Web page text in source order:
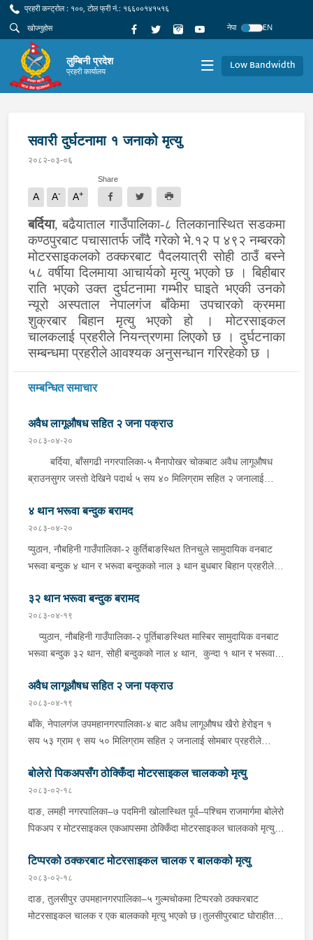
प्रहरी कन्ट्रोल : १००, टोल फ्री नं.: १६६००१४१५१६
नेपा
EN
लुम्बिनी प्रदेश
प्रहरी कार्यालय Low Bandwidth
सवारी दुर्घटनामा १ जनाको मृत्यु
२०८२-०३-०६
A A- A+
Share
बर्दिया, बढैयाताल गाउँपालिका-८ तिलकानास्थित सडकमा
कण्ठपुरबाट पचासातर्फ जाँदै गरेको भे.१२ प ४९२ नम्बरको
मोटरसाइकलको ठक्करबाट पैदलयात्री सोही ठाउँ बस्ने
५८ वर्षीया दिलमाया आचार्यको मृत्यु भएको छ । बिहीबार
राति भएको उक्त दुर्घटनामा गम्भीर घाइते भएकी उनको
न्यूरो अस्पताल नेपालगंज बाँकेमा उपचारको क्रममा
शुक्रबार बिहान मृत्यु भएको हो । मोटरसाइकल
चालकलाई प्रहरीले नियन्त्रणमा लिएको छ । दुर्घटनाका
सम्बन्धमा प्रहरीले आवश्यक अनुसन्धान गरिरहेको छ ।
सम्बन्धित समाचार
अवैध लागूऔषध सहित २ जना पक्राउ
२०८३-०४-२०
बर्दिया, बाँसगढी नगरपालिका-५ मैनापोखर चोकबाट अवैध लागूऔषध
ब्राउनसुगर जस्तो देखिने पदार्थ ५ सय ४० मिलिग्राम सहित २ जनालाई
नगरपालिका-६ बस्ने २४ वर्षीय किरण नेपाली र ३६ वर्षीय सतिराम थारू रहेका
छन् । इलाका प्रहरी कार्यालय मोतिपुरबाट खटिएको प्रहरीले दमौलीबाट
बासगढीतर्फ आउँदै गरेको भे.५ प २०३९ नम्बरको मोटरसाइकलमा सवार
उनीहरूलाई उक्त पदार्थ सहित पक्राउ गरेको हो ।यस सम्बन्धमा प्रहरीले
४ थान भरूवा बन्दुक बरामद
२०८३-०४-२०
प्युठान, नौबहिनी गाउँपालिका-२ कुर्तिबाङस्थित तिनचुले सामुदायिक वनबाट
भरूवा बन्दुक ४ थान र भरूवा बन्दुकको नाल ३ थान बुधबार बिहान प्रहरीले
उक्त बन्दुक फेला पारी बरामद गरेको हो । यस सम्बन्धमा प्रहरीले आवश्यक
अनुसन्धान गरिरहेको छ ।
३२ थान भरूवा बन्दुक बरामद
२०८३-०४-१९
प्युठान, नौबहिनी गाउँपालिका-२ पूर्तिबाङस्थित मास्बिर सामुदायिक वनबाट
भरूवा बन्दुक ३२ थान, सोही बन्दुकको नाल ४ थान, कुन्दा १ थान र भरूवा
प्रहरी कार्यालय लुङबाहानेबाट खटिएको प्रहरीले उक्त हातहतियार फेला पारी
बरामद गरेको हो । यस सम्बन्धमा प्रहरीले आवश्यक अनुसन्धान गरिरहेको
छ ।
अवैध लागूऔषध सहित २ जना पक्राउ
२०८३-०४-१९
बाँके, नेपालगंज उपमहानगरपालिका-४ बाट अवैध लागूऔषध खैरो हेरोइन १
सय ५३ ग्राम ९ सय ५० मिलिग्राम सहित २ जनालाई सोमबार प्रहरीले
वर्षीय सुशिल भण्डारी र सोही उपमहानगरपालिका-१० बस्ने ५५ वर्षीय अरूण
कुमार जयसवाल रहेका छन् । लागूऔषध नियन्त्रण ब्यूरो शाखा कार्यालय
नेपालगंजबाट खटिएको प्रहरीले उनीहरूलाई उक्त लागूऔषध सहित पक्राउ
गरेको हो । थप अनुसन्धानको क्रममा प्रहरीले अरूण कुमारको घर तलासी
२ लाख १४ हजार भारतीय रूपैयाँ र डिजिटल तराजु १ थान समेत फेला पारी
बरामद गरेको छ ।यस सम्बन्धमा प्रहरीले आवश्यक अनुसन्धान गरिरहेको छ ।
बोलेरो पिकअपसँग ठोक्किँदा मोटरसाइकल चालकको मृत्यु
२०८३-०२-१८
दाङ, लमही नगरपालिका–७ पदमिनी खोलास्थित पूर्व–पश्चिम राजमार्गमा बोलेरो
पिकअप र मोटरसाइकल एकआपसमा ठोक्किँदा मोटरसाइकल चालकको मृत्यु
मोटरसाइकल र विपरीत दिशाबाट अमिलियाबाट लमहीतर्फ आउँदै गरेको लु.२
च.९६१७ नम्बरको बोलेरो पिकअप एकआपसमा ठोक्किँदा मोटरसाइकल चालक
बर्दियाको गेरुवा गाउँपालिका–४ मैनापोखर निवासी ३३ वर्षीय खिम तिमिल्सिना
गम्भीर घाइते भएका थिए।घाइते तिमिल्सिनालाई उपचारका लागि लमही
टिप्परको ठक्करबाट मोटरसाइकल चालक र बालकको मृत्यु
२०८३-०२-१८
दाङ, तुलसीपुर उपमहानगरपालिका–५ गुल्मचोकमा टिप्परको ठक्करबाट
मोटरसाइकल चालक र एक बालकको मृत्यु भएको छ।तुलसीपुरबाट घोराहीतर्फ